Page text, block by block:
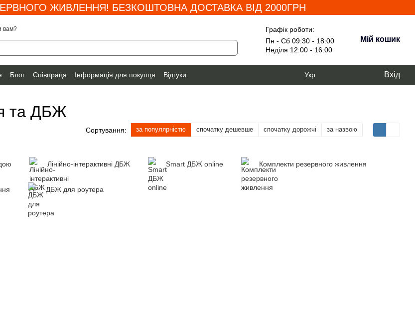
ЖИВЛЕННЯ! БЕЗКОШТОВНА ДОСТАВКА ВІД 2000ГРН
вам?
Графік роботи:
Пн - Сб 09:30 - 18:00
Неділя 12:00 - 16:00
Мій кошик
Блог Співпраця Інформація для покупця
Відгуки
Укр Вхід
та ДБЖ
Сортування: за популярністю спочатку дешевше спочатку дорожчі за назвою
Лінійно-інтерактивні ДБЖ Smart ДБЖ online Комплекти резервного живлення
ДБЖ для роутера